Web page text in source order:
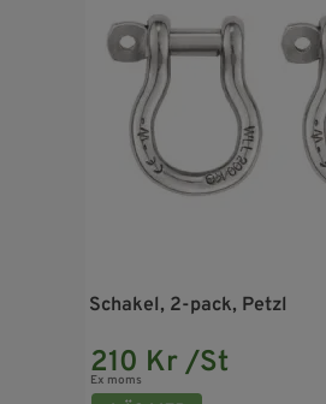
Schakel, 2-pack, Petzl
210 Kr /St
Ex moms